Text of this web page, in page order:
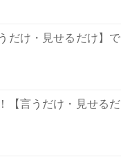
だけ・見せるだけ】で
【言うだけ・見せるだ